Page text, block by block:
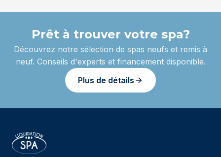
Prêt à trouver votre spa?
Découvrez notre sélection de spas neufs et remis à
neuf. Conseils d'experts et financement disponible.
Plus de détails